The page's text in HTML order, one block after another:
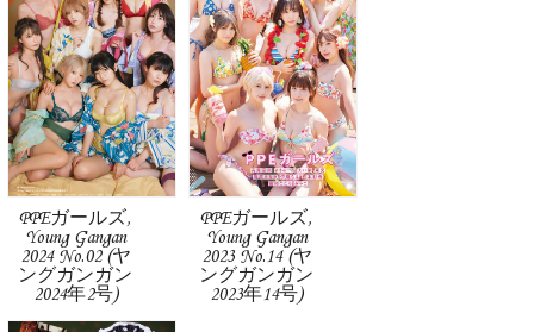
PPEガールズ,
Young Gangan
2024 No.02 (ヤ
ングガンガン
2024年2号)
PPEガールズ,
Young Gangan
2023 No.14 (ヤ
ングガンガン
2023年14号)